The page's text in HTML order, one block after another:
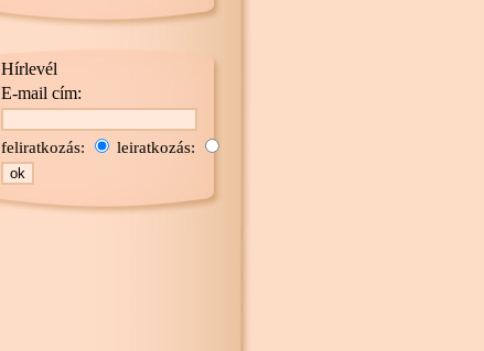
Hírlevél
E-mail cím:
feliratkozás: leiratkozás: